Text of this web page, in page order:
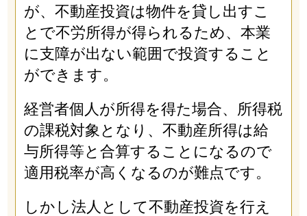
が、不動産投資は物件を貸し出すこ
とで不労所得が得られるため、本業
に支障が出ない範囲で投資すること
ができます。
経営者個人が所得を得た場合、所得税
の課税対象となり、不動産所得は給
与所得等と合算することになるので
適用税率が高くなるのが難点です。
しかし法人として不動産投資を行え